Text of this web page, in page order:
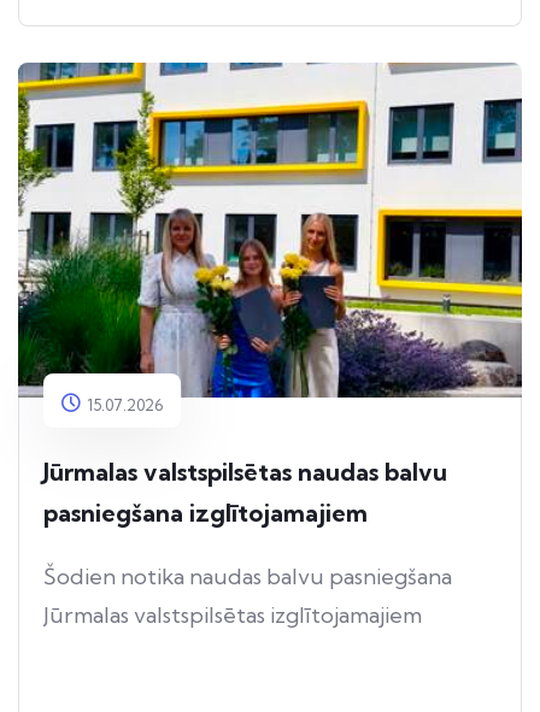
15.07.2026
Jūrmalas valstspilsētas naudas balvu
pasniegšana izglītojamajiem
Šodien notika naudas balvu pasniegšana
Jūrmalas valstspilsētas izglītojamajiem